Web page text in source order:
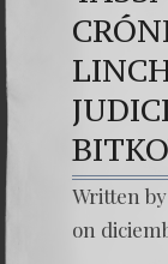
Written by
on